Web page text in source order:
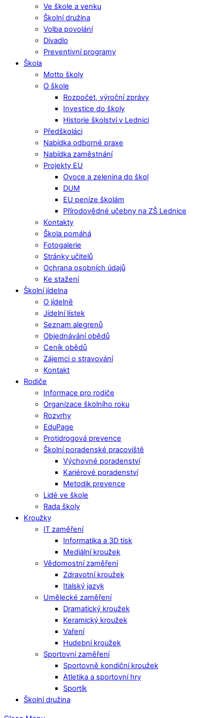
Ve škole a venku
Školní družina
Volba povolání
Divadlo
Preventivní programy
Škola
Motto školy
O škole
Rozpočet, výroční zprávy
Investice do školy
Historie školství v Lednici
Předškoláci
Nabídka odborné praxe
Nabídka zaměstnání
Projekty EU
Ovoce a zelenina do škol
DUM
EU peníze školám
Přírodovědné učebny na ZŠ Lednice
Kontakty
Škola pomáhá
Fotogalerie
Stránky učitelů
Ochrana osobních údajů
Ke stažení
Školní jídelna
O jídelně
Jídelní lístek
Seznam alegrenů
Objednávání obědů
Ceník obědů
Zájemci o stravování
Kontakt
Rodiče
Informace pro rodiče
Organizace školního roku
Rozvrhy
EduPage
Protidrogová prevence
Školní poradenské pracoviště
Výchovné poradenství
Kariérové poradenství
Metodik prevence
Lidé ve škole
Rada školy
Kroužky
IT zaměření
Informatika a 3D tisk
Mediální kroužek
Vědomostní zaměření
Zdravotní kroužek
Italský jazyk
Umělecké zaměření
Dramatický kroužek
Keramický kroužek
Vaření
Hudební kroužek
Sportovní zaměření
Sportovně kondiční kroužek
Atletika a sportovní hry
Sportík
Školní družina